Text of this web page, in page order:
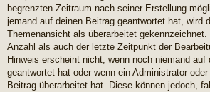
begrenzten Zeitraum nach seiner Erstellung
jemand auf deinen Beitrag geantwortet hat, wird
Themenansicht als überarbeitet
Anzahl als auch der letzte Zeitpunkt der
Hinweis erscheint nicht, wenn noch niemand auf
geantwortet hat oder wenn ein Administrator
Beitrag überarbeitet hat. Diese können jedoch,